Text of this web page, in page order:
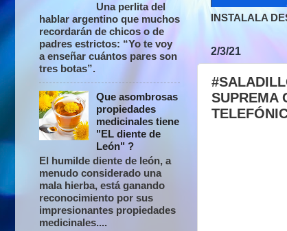
INSTALALA
2/3/21
SUPREMA
Una perlita del
hablar argentino que muchos
recordarán de chicos o de
padres estrictos: “Yo te voy
a enseñar cuántos pares son
tres botas”.
Que asombrosas
propiedades
medicinales tiene
"EL diente de
León" ?
El humilde diente de león, a
menudo considerado una
mala hierba, está ganando
reconocimiento por sus
impresionantes propiedades
medicinales....